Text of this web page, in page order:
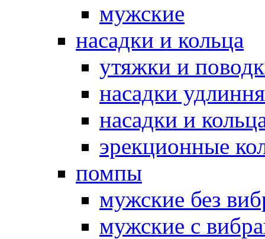
мужские
насадки и кольца
утяжки и
насадки
насадки и
эрекционные
помпы
мужские без
мужские с